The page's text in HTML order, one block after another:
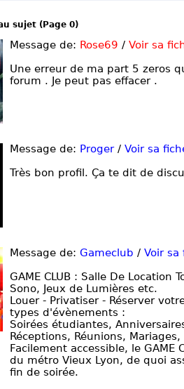
sujet (Page 0)
Message de: Rose69 / Voir sa
Une erreur de ma part 5 zeros
forum . Je peut pas effacer .
Message de: Proger/ Voir sa
Très bon profil. Ça te dit de
Message de: Gameclub / Voir sa
GAME CLUB : Salle De Location
Sono, Jeux de Lumières etc.
Louer - Privatiser - Réserver
types d'évènements :
Soirées étudiantes,
Réceptions, Réunions,
Facilement accessible, le GAME
du métro Vieux Lyon, de quoi
fin de soirée.